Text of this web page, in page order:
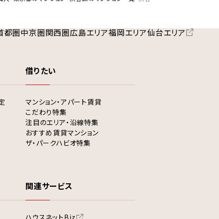
都圏中京圏関西圏広島エリア福岡エリア仙台エリア
借りたい
マンション・アパート賃貸
こだわり特集
注目のエリア・沿線特集
おすすめ賃貸マンション
ザ・パークハビオ特集
関連サービス
ハウスネットBiz